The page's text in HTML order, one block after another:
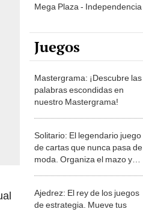
Mega Plaza - Independencia
Juegos
Mastergrama: ¡Descubre las
palabras escondidas en
nuestro Mastergrama!
Solitario: El legendario juego
de cartas que nunca pasa de
moda. Organiza el mazo y
Ajedrez: El rey de los juegos
de estrategia. Mueve tus